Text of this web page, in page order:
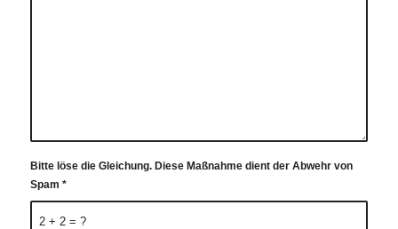
2 + 2 = ?
Bit­te löse die Glei­chung. Die­se Maß­nah­me dient der Abwehr von
Spam *